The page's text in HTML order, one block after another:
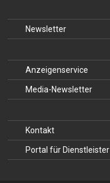
Newsletter
Anzeigenservice
Media-Newsletter
Kontakt
Portal für Dienstleister